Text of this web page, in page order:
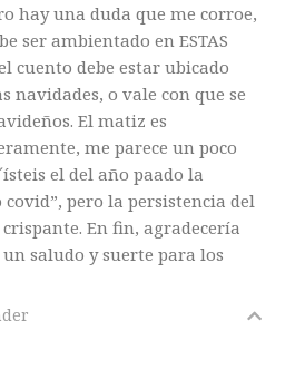
hay una duda que me corroe,
ser ambientado en ESTAS
cuento debe estar ubicado
navidades, o vale con que se
El matiz es
me parece un poco
el del año paado la
pero la persistencia del
En fin, agradecería
saludo y suerte para los